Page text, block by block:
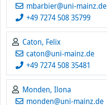
mbarbier@uni-mainz.de
+49 7274 508 35799
Caton, Felix
caton@uni-mainz.de
+49 7274 508 35481
Monden, Ilona
monden@uni-mainz.de